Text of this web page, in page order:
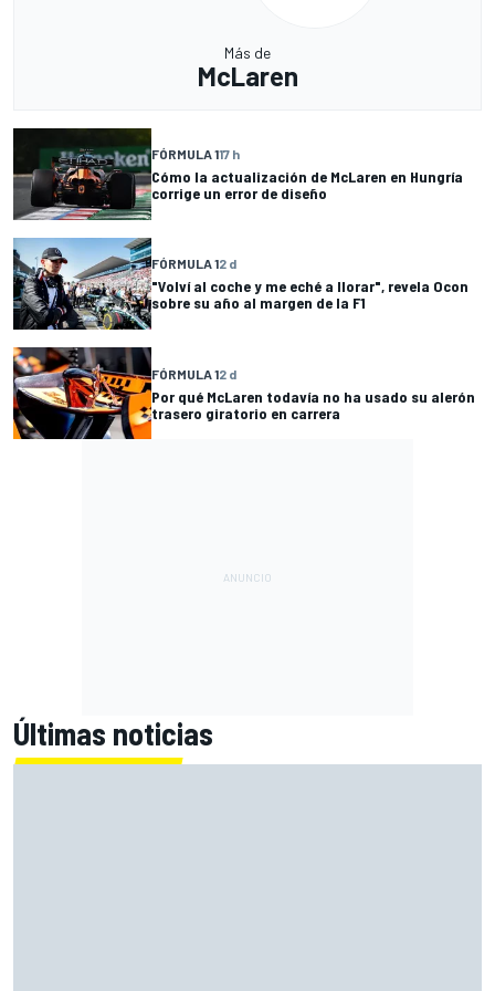
Más de
McLaren
FÓRMULA 117 h
Cómo la actualización de McLaren en Hungría
corrige un error de diseño
FÓRMULA 12 d
"Volví al coche y me eché a llorar", revela Ocon
sobre su año al margen de la F1
FÓRMULA 12 d
Por qué McLaren todavía no ha usado su alerón
trasero giratorio en carrera
Últimas noticias